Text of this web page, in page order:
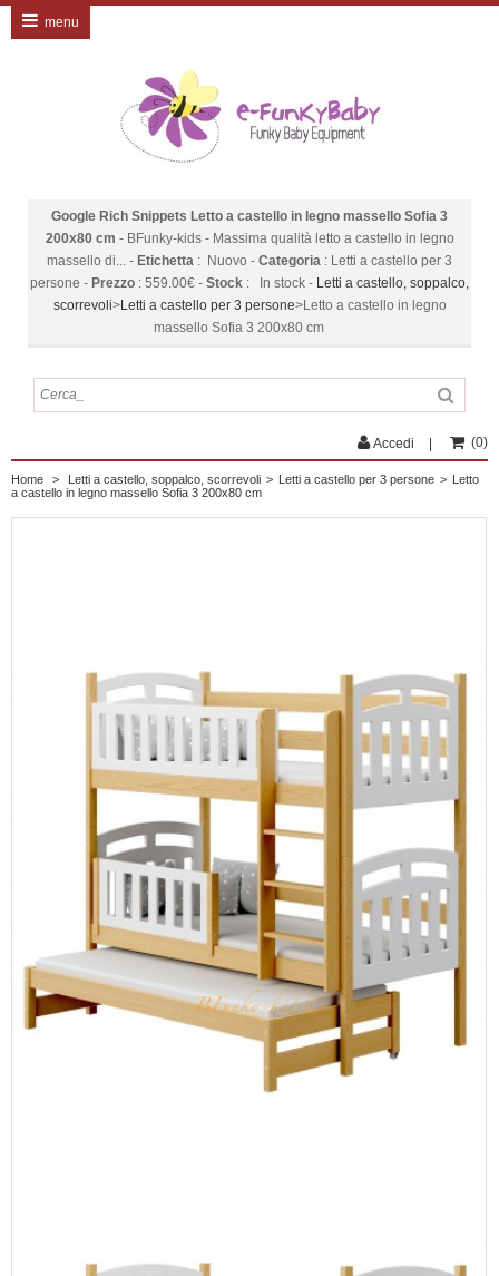
Google Rich Snippets Letto a castello in legno massello Sofia 3
200x80 cm - BFunky-kids- Massima qualità letto a castello in legno
massello di... - Etichetta : Nuovo - Categoria : Letti a castello per 3
persone - Prezzo : 559.00€ - Stock : In stock - Letti a castello, soppalco,
scorrevoli>Letti a castello per 3 persone>Letto a castello in legno
massello Sofia 3 200x80 cm
menu
Accedi (0)
Home > Letti a castello, soppalco, scorrevoli > Letti a castello per 3 persone > Letto
a castello in legno massello Sofia 3 200x80 cm